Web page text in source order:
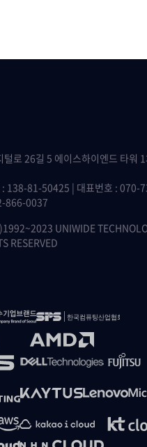
털로 26길 5 에이스하이엔드 타워
: 138-81-50425 | 대표번호 : 070-
866-0037
UNIWIDE
RESERVED